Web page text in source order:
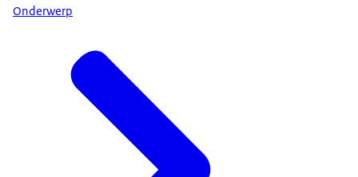
Onderwerp